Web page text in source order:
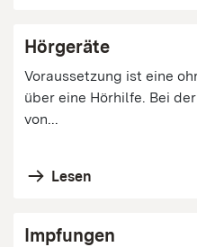
Hörgeräte
Voraussetzung ist eine
über eine Hörhilfe. Bei
von...
Lesen
Impfungen